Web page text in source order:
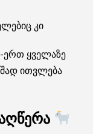
კი
ერთ ყველაზე
ითვლება